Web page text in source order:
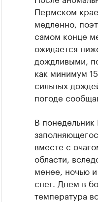
Пермском
медленно,
самом конце
ожидается
дождливыми,
как минимум
сильных
погоде
В
вместе с
области,
менее, ночью
снег. Днем в
температура